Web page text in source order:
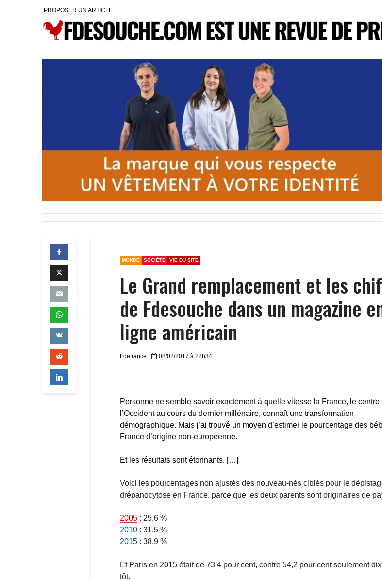
PROPOSER UN ARTICLE
MONDE SOCIÉTÉ VIE DU SITE
Le Grand remplacement et les
de Fdesouche dans un magazine
ligne américain
Fdefrance 08/02/2017 à 22h34
Personne ne semble savoir exactement à quelle vitesse la France, le centre
l’Occident au cours du dernier millénaire, connaît une transformation
démographique. Mais j’ai trouvé un moyen d’estimer le pourcentage des
France d’origine non-européenne.
Et les résultats sont étonnants. […]
Voici les pourcentages non ajustés des nouveau-nés ciblés pour le
drépanocytose en France, parce que les deux parents sont originaires de
2005 : 25,6 %
2010 : 31,5 %
2015 : 38,9 %
Et Paris en 2015 était de 73,4 pour cent, contre 54,2 pour cent seulement
tôt.